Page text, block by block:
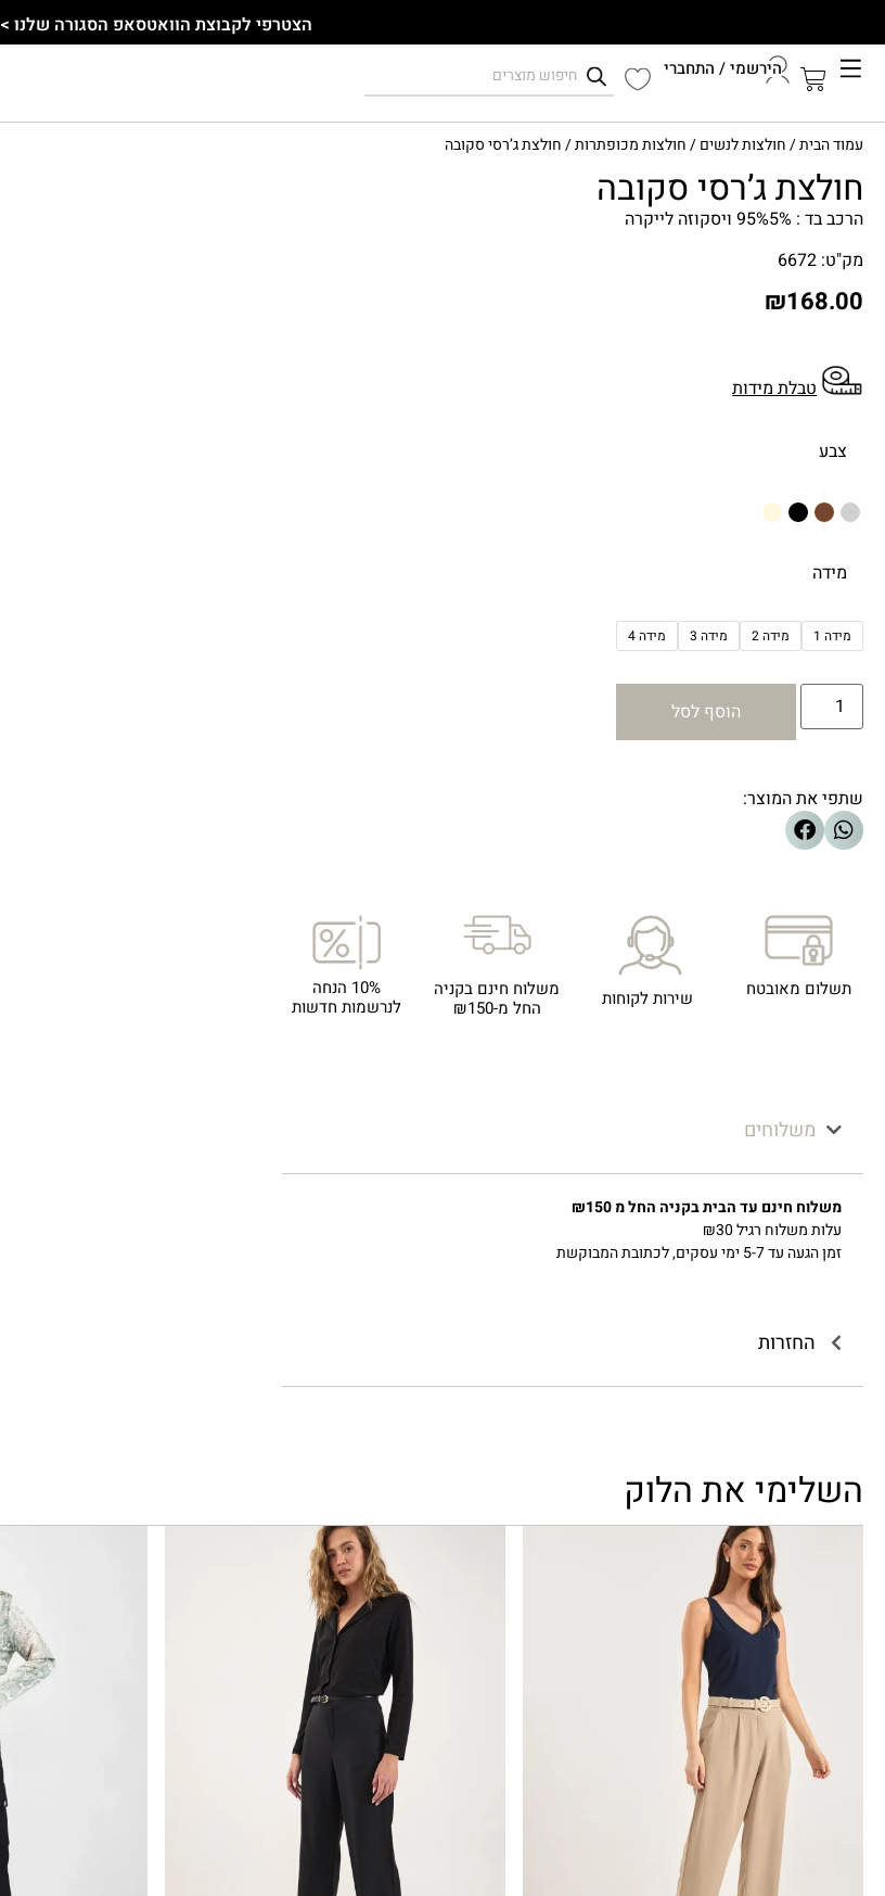
הצטרפי לקבוצת הוואטסאפ הסגורה שלנו >
הירשמי / התחברי
עמוד הבית/חולצות לנשים/חולצות מכופתרות/ חולצת ג’רסי סקובה
חולצת ג’רסי סקובה
הרכב בד : 95%5% ויסקוזה לייקרה
מק"ט: 6672
₪168.00
טבלת מידות
צבע
מידה
מידה 1 מידה 2 מידה 3 מידה 4
הוסף לסל
שתפי את המוצר:
תשלום מאובטח שירות לקוחות
משלוח חינם בקניה
החל מ-₪150
10% הנחה
לנרשמות חדשות
משלוחים
משלוח חינם עד הבית בקניה החל מ ₪150
עלות משלוח רגיל ₪30
זמן הגעה עד 5-7 ימי עסקים, לכתובת המבוקשת
החזרות
השלימי את הלוק